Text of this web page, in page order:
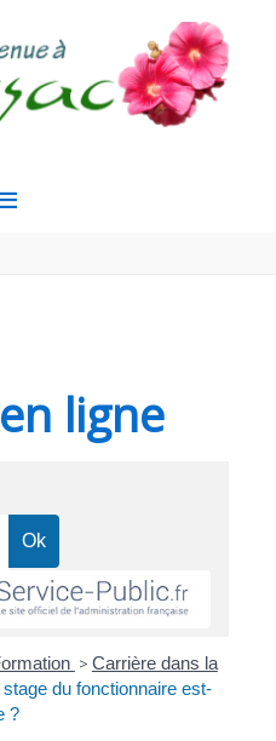
ligne
> Carrière dans la
du fonctionnaire est-
?